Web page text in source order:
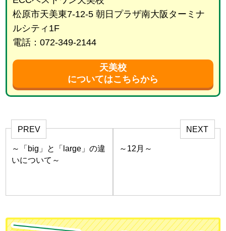
松原市天美東7-12-5 朝日プラザ南大阪ターミナ
ルシティ1F
電話：072-349-2144
天美校
についてはこちらから
PREV
～「big」と「large」の違
いについて～
NEXT
～12月～